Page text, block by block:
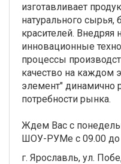
изготавливает
натурального сырья,
красителей.
инновационные
процессы
качество на каждом
элемент" динамично
потребности рынка.
Ждем Вас с
ШОУ-РУМе с 09.00 до
г. Ярославль, ул.